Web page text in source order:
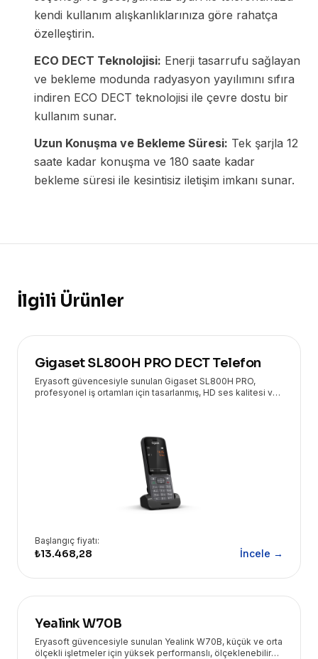
kendi kullanım alışkanlıklarınıza göre rahatça
özelleştirin.
ECO DECT Teknolojisi: Enerji tasarrufu sağlayan
ve bekleme modunda radyasyon yayılımını sıfıra
indiren ECO DECT teknolojisi ile çevre dostu bir
kullanım sunar.
Uzun Konuşma ve Bekleme Süresi: Tek şarjla 12
saate kadar konuşma ve 180 saate kadar
bekleme süresi ile kesintisiz iletişim imkanı sunar.
İlgili Ürünler
Gigaset SL800H PRO DECT Telefon
Eryasoft güvencesiyle sunulan Gigaset SL800H PRO,
profesyonel iş ortamları için tasarlanmış, HD ses kalitesi ve
Başlangıç fiyatı:
₺13.468,28 İncele →
Yealink W70B
Eryasoft güvencesiyle sunulan Yealink W70B, küçük ve orta
ölçekli işletmeler için yüksek performanslı, ölçeklenebilir